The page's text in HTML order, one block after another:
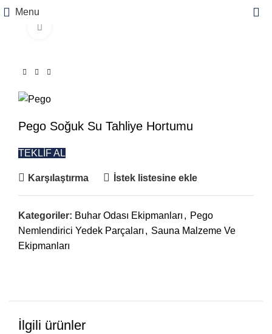
Menu
Pego Soğuk Su Tahliye Hortumu
TEKLİF AL
Karşılaştırma İstek listesine ekle
Kategoriler: Buhar Odası Ekipmanları , Pego
Nemlendirici Yedek Parçaları , Sauna Malzeme Ve
Ekipmanları
İlgili ürünler